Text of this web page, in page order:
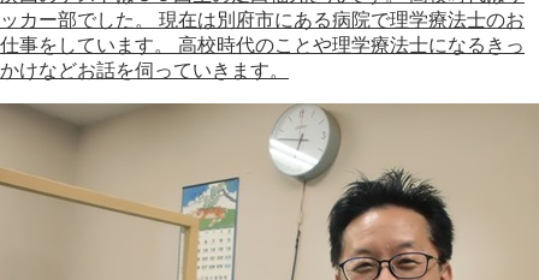
ッカー部でした。 現在は別府市にある病院で理学療法士のお
仕事をしています。 高校時代のことや理学療法士になるきっ
かけなどお話を伺っていきます。